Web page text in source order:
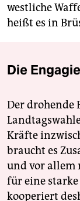
westliche
heißt es in
Die
Der drohende
Kräfte
braucht es
und vor allem
für eine
kooperiert